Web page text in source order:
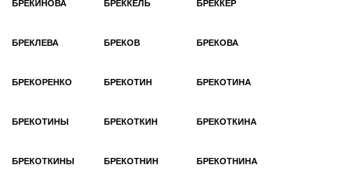
БРЕКИНОВА БРЕККЕЛЬ БРЕККЕР
БРЕКЛЕВА БРЕКОВ БРЕКОВА
БРЕКОРЕНКО БРЕКОТИН БРЕКОТИНА
БРЕКОТИНЫ БРЕКОТКИН БРЕКОТКИНА
БРЕКОТКИНЫ БРЕКОТНИН БРЕКОТНИНА